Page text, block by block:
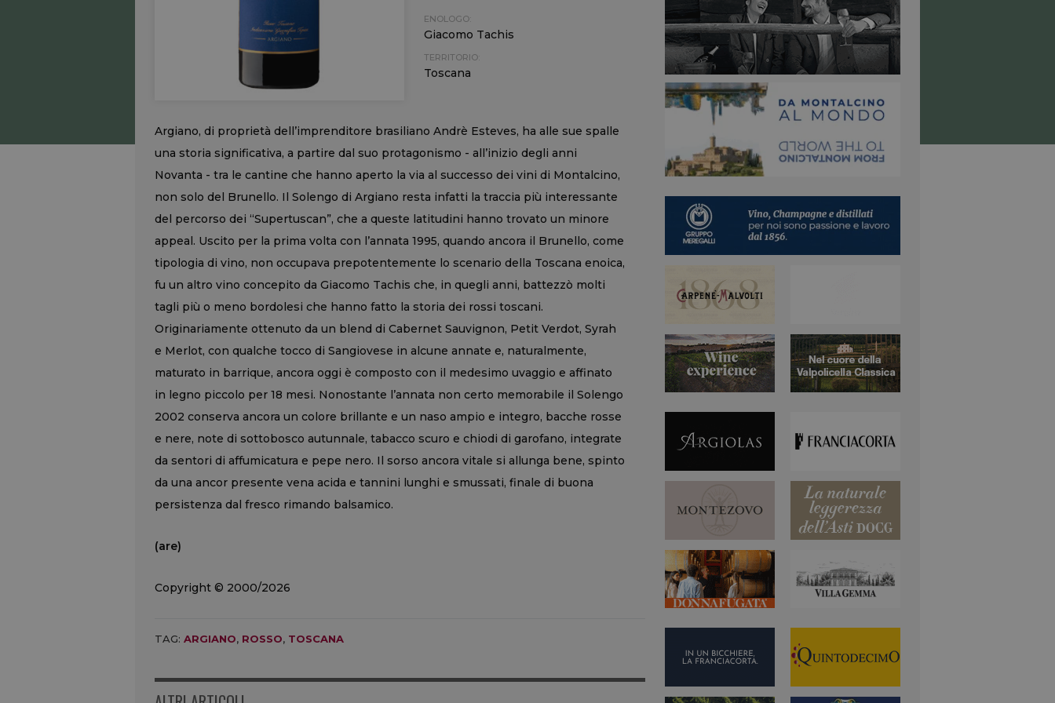
ENOLOGO:
Giacomo Tachis
TERRITORIO:
Toscana
Argiano, di proprietà dell’imprenditore brasiliano Andrè Esteves, ha alle sue spalle
una storia significativa, a partire dal suo protagonismo - all’inizio degli anni
Novanta - tra le cantine che hanno aperto la via al successo dei vini di Montalcino,
non solo del Brunello. Il Solengo di Argiano resta infatti la traccia più interessante
del percorso dei “Supertuscan”, che a queste latitudini hanno trovato un minore
appeal. Uscito per la prima volta con l’annata 1995, quando ancora il Brunello, come
tipologia di vino, non occupava prepotentemente lo scenario della Toscana enoica,
fu un altro vino concepito da Giacomo Tachis che, in quegli anni, battezzò molti
tagli più o meno bordolesi che hanno fatto la storia dei rossi toscani.
Originariamente ottenuto da un blend di Cabernet Sauvignon, Petit Verdot, Syrah
e Merlot, con qualche tocco di Sangiovese in alcune annate e, naturalmente,
maturato in barrique, ancora oggi è composto con il medesimo uvaggio e affinato
in legno piccolo per 18 mesi. Nonostante l’annata non certo memorabile il Solengo
2002 conserva ancora un colore brillante e un naso ampio e integro, bacche rosse
e nere, note di sottobosco autunnale, tabacco scuro e chiodi di garofano, integrate
da sentori di affumicatura e pepe nero. Il sorso ancora vitale si allunga bene, spinto
da una ancor presente vena acida e tannini lunghi e smussati, finale di buona
persistenza dal fresco rimando balsamico.
(are)
Copyright © 2000/2026
TAG: ARGIANO, ROSSO, TOSCANA